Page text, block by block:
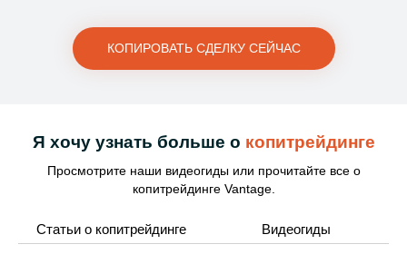
КОПИРОВАТЬ СДЕЛКУ СЕЙЧАС
Я хочу узнать больше о копитрейдинге
Просмотрите наши видеогиды или прочитайте все о
копитрейдинге Vantage.
Статьи о копитрейдинге Видеогиды